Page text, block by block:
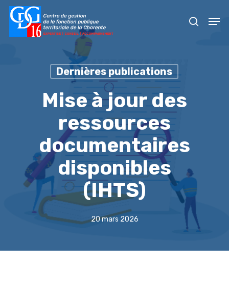
Skip
Dernières publications
Mise à jour des
ressources
documentaires
disponibles
(IHTS)
20 mars 2026